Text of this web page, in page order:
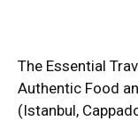
The Essential
Authentic Food
(Istanbul,